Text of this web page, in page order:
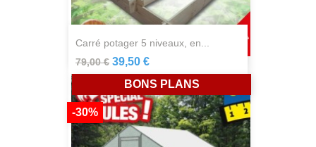
carré potager 5 niveaux, en...
79,00 € 39,50 €
-30%
BONS PLANS